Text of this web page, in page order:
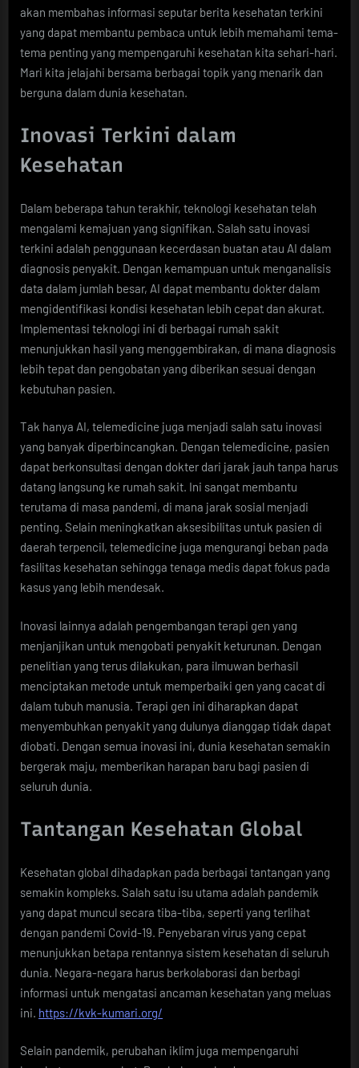
akan membahas informasi seputar berita kesehatan terkini
yang dapat membantu pembaca untuk lebih memahami tema-
tema penting yang mempengaruhi kesehatan kita sehari-hari.
Mari kita jelajahi bersama berbagai topik yang menarik dan
berguna dalam dunia kesehatan.
Inovasi Terkini dalam
Kesehatan
Dalam beberapa tahun terakhir, teknologi kesehatan telah
mengalami kemajuan yang signifikan. Salah satu inovasi
terkini adalah penggunaan kecerdasan buatan atau AI dalam
diagnosis penyakit. Dengan kemampuan untuk menganalisis
data dalam jumlah besar, AI dapat membantu dokter dalam
mengidentifikasi kondisi kesehatan lebih cepat dan akurat.
Implementasi teknologi ini di berbagai rumah sakit
menunjukkan hasil yang menggembirakan, di mana diagnosis
lebih tepat dan pengobatan yang diberikan sesuai dengan
kebutuhan pasien.
Tak hanya AI, telemedicine juga menjadi salah satu inovasi
yang banyak diperbincangkan. Dengan telemedicine, pasien
dapat berkonsultasi dengan dokter dari jarak jauh tanpa harus
datang langsung ke rumah sakit. Ini sangat membantu
terutama di masa pandemi, di mana jarak sosial menjadi
penting. Selain meningkatkan aksesibilitas untuk pasien di
daerah terpencil, telemedicine juga mengurangi beban pada
fasilitas kesehatan sehingga tenaga medis dapat fokus pada
kasus yang lebih mendesak.
Inovasi lainnya adalah pengembangan terapi gen yang
menjanjikan untuk mengobati penyakit keturunan. Dengan
penelitian yang terus dilakukan, para ilmuwan berhasil
menciptakan metode untuk memperbaiki gen yang cacat di
dalam tubuh manusia. Terapi gen ini diharapkan dapat
menyembuhkan penyakit yang dulunya dianggap tidak dapat
diobati. Dengan semua inovasi ini, dunia kesehatan semakin
bergerak maju, memberikan harapan baru bagi pasien di
seluruh dunia.
Tantangan Kesehatan Global
Kesehatan global dihadapkan pada berbagai tantangan yang
semakin kompleks. Salah satu isu utama adalah pandemik
yang dapat muncul secara tiba-tiba, seperti yang terlihat
dengan pandemi Covid-19. Penyebaran virus yang cepat
menunjukkan betapa rentannya sistem kesehatan di seluruh
dunia. Negara-negara harus berkolaborasi dan berbagi
informasi untuk mengatasi ancaman kesehatan yang meluas
ini. https://kvk-kumari.org/
Selain pandemik, perubahan iklim juga mempengaruhi